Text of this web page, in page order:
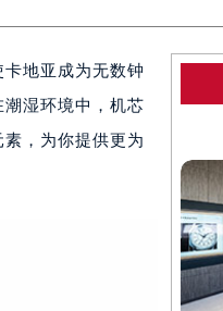
地亚成为无数钟
湿环境中，机芯
，为你提供更为